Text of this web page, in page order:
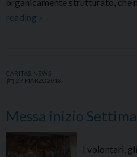
reading Celebrata
San
S.
Messa
»
CARITAS NEWS
27 MARZO 2018
Messa inizio
I volontari,